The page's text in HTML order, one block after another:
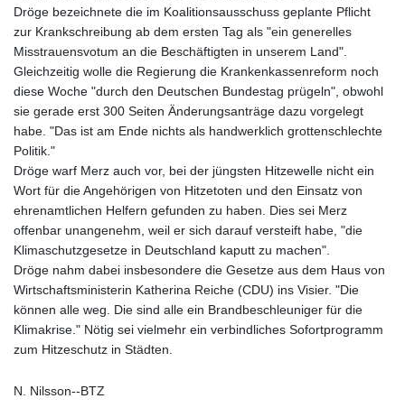
Dröge bezeichnete die im Koalitionsausschuss geplante Pflicht
zur Krankschreibung ab dem ersten Tag als "ein generelles
Misstrauensvotum an die Beschäftigten in unserem Land".
Gleichzeitig wolle die Regierung die Krankenkassenreform noch
diese Woche "durch den Deutschen Bundestag prügeln", obwohl
sie gerade erst 300 Seiten Änderungsanträge dazu vorgelegt
habe. "Das ist am Ende nichts als handwerklich grottenschlechte
Politik."
Dröge warf Merz auch vor, bei der jüngsten Hitzewelle nicht ein
Wort für die Angehörigen von Hitzetoten und den Einsatz von
ehrenamtlichen Helfern gefunden zu haben. Dies sei Merz
offenbar unangenehm, weil er sich darauf versteift habe, "die
Klimaschutzgesetze in Deutschland kaputt zu machen".
Dröge nahm dabei insbesondere die Gesetze aus dem Haus von
Wirtschaftsministerin Katherina Reiche (CDU) ins Visier. "Die
können alle weg. Die sind alle ein Brandbeschleuniger für die
Klimakrise." Nötig sei vielmehr ein verbindliches Sofortprogramm
zum Hitzeschutz in Städten.
N. Nilsson--BTZ